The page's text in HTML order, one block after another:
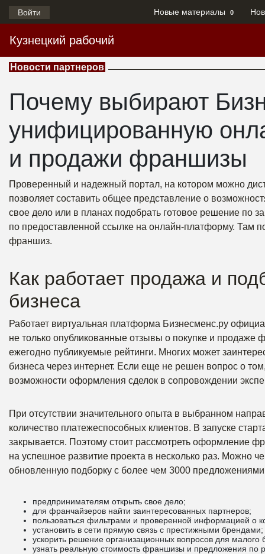
Войти Новые материалы 0
Кузнецкий рабочий
Новости партнеров
Почему выбирают
унифицированную
и продажи франшизы
Проверенный и надежный портал, на котором можно
позволяет составить общее представление о
свое дело или в планах подобрать готовое решение по
по предоставленной ссылке на онлайн-платформу. Там
франшиз.
Как работает продажа и
бизнеса
Работает виртуальная платформа Бизнесменс.ру
не только опубликованные отзывы о покупке и
ежегодно публикуемые рейтинги. Многих может
бизнеса через интернет. Если еще не решен вопрос о
возможности оформления сделок в сопровождении
При отсутствии значительного опыта в выбранном
количество платежеспособных клиентов. В запуске
закрывается. Поэтому стоит рассмотреть оформление
на успешное развитие проекта в несколько раз. Можно
обновленную подборку с более чем 3000
предпринимателям открыть свое дело;
для франчайзеров найти заинтересованных партнеров;
пользоваться фильтрами и проверенной информацией о
установить в сети прямую связь с престижными брендами;
ускорить решение организационных вопросов для
узнать реальную стоимость франшизы и предложения по